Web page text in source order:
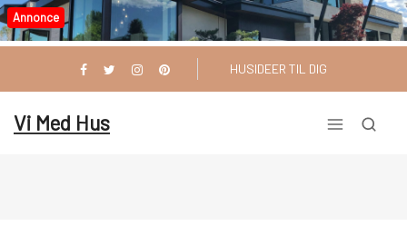
Videre
til
Annonce
HUSIDEER TIL DIG
Vi Med Hus